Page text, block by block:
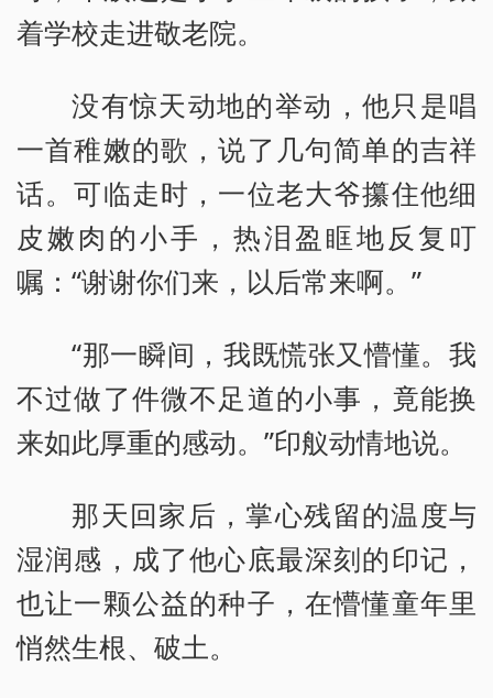
着学校走进敬老院。
没有惊天动地的举动，他只是唱
一首稚嫩的歌，说了几句简单的吉祥
话。可临走时，一位老大爷攥住他细
皮嫩肉的小手，热泪盈眶地反复叮
嘱：“谢谢你们来，以后常来啊。”
“那一瞬间，我既慌张又懵懂。我
不过做了件微不足道的小事，竟能换
来如此厚重的感动。”印舣动情地说。
那天回家后，掌心残留的温度与
湿润感，成了他心底最深刻的印记，
也让一颗公益的种子，在懵懂童年里
悄然生根、破土。